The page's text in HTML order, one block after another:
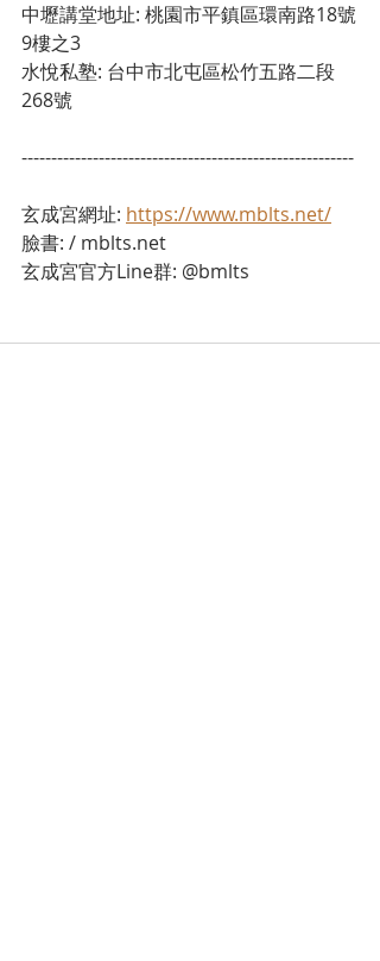
中壢講堂地址: 桃園市平鎮區環南路18號
9樓之3
水悅私塾: 台中市北屯區松竹五路二段
268號
--------------------------------------------------------
玄成宮網址: https://www.mblts.net/
臉書: / mblts.net
玄成宮官方Line群: @bmlts